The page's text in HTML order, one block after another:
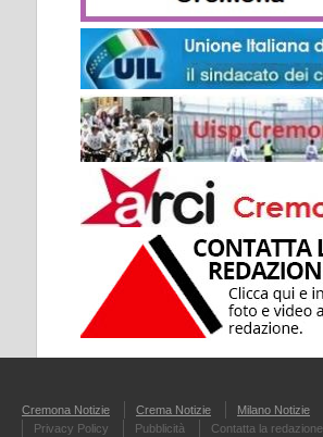
Cremona Notizie Crema Notizie Milano Notizie
Privacy Policy
Pubblicità Contatta la redazione